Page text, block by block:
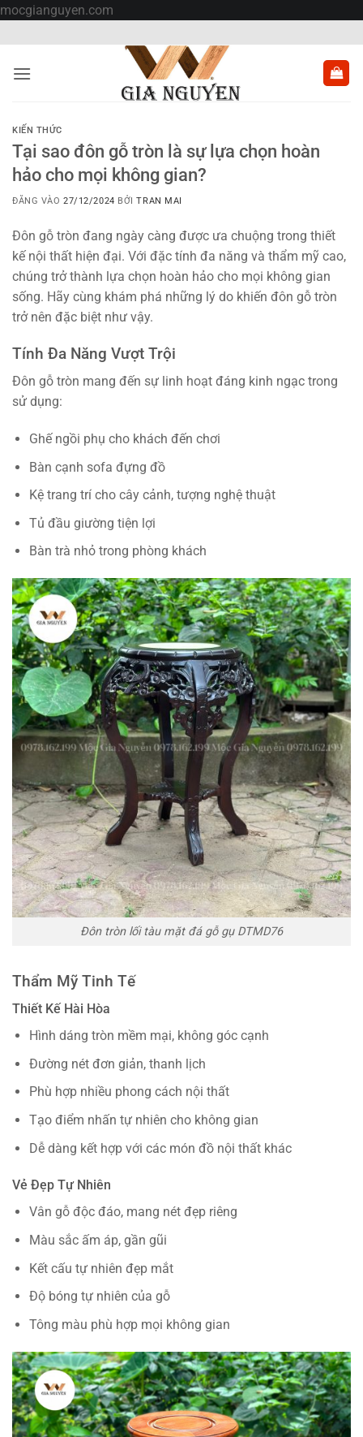
mocgianguyen.com
nội
dung
KIẾN THỨC
Tại sao đôn gỗ tròn là sự lựa chọn hoàn
hảo cho mọi không gian?
ĐĂNG VÀO27/12/2024 BỞITRAN MAI
Đôn gỗ tròn đang ngày càng được ưa chuộng trong thiết
kế nội thất hiện đại. Với đặc tính đa năng và thẩm mỹ cao,
chúng trở thành lựa chọn hoàn hảo cho mọi không gian
sống. Hãy cùng khám phá những lý do khiến đôn gỗ tròn
trở nên đặc biệt như vậy.
Tính Đa Năng Vượt Trội
Đôn gỗ tròn mang đến sự linh hoạt đáng kinh ngạc trong
sử dụng:
Ghế ngồi phụ cho khách đến chơi
Bàn cạnh sofa đựng đồ
Kệ trang trí cho cây cảnh, tượng nghệ thuật
Tủ đầu giường tiện lợi
Bàn trà nhỏ trong phòng khách
Đôn tròn lối tàu mặt đá gỗ gụ DTMD76
Thẩm Mỹ Tinh Tế
Thiết Kế Hài Hòa
Hình dáng tròn mềm mại, không góc cạnh
Đường nét đơn giản, thanh lịch
Phù hợp nhiều phong cách nội thất
Tạo điểm nhấn tự nhiên cho không gian
Dễ dàng kết hợp với các món đồ nội thất khác
Vẻ Đẹp Tự Nhiên
Vân gỗ độc đáo, mang nét đẹp riêng
Màu sắc ấm áp, gần gũi
Kết cấu tự nhiên đẹp mắt
Độ bóng tự nhiên của gỗ
Tông màu phù hợp mọi không gian